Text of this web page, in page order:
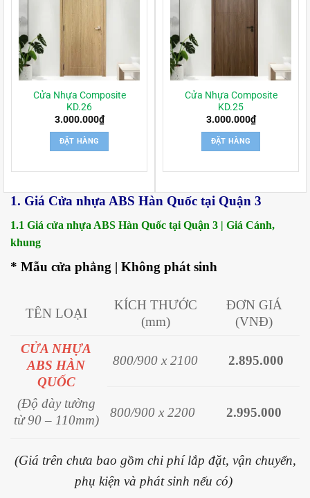
Cửa Nhựa Composite
KD.26
3.000.000₫
ĐẶT HÀNG
Cửa Nhựa Composite
KD.25
3.000.000₫
ĐẶT HÀNG
1. Giá Cửa nhựa ABS Hàn Quốc tại Quận 3
1.1 Giá cửa nhựa ABS Hàn Quốc tại Quận 3 | Giá Cánh,
khung
* Mẫu cửa phẳng | Không phát sinh
TÊN LOẠI
KÍCH THƯỚC
(mm)
ĐƠN GIÁ
(VNĐ)
CỬA NHỰA
ABS HÀN
QUỐC
(Độ dày tường
từ 90 – 110mm)
800/900 x 2100 2.895.000
800/900 x 2200 2.995.000
(Giá trên chưa bao gồm chi phí lắp đặt, vận chuyển,
phụ kiện và phát sinh nếu có)